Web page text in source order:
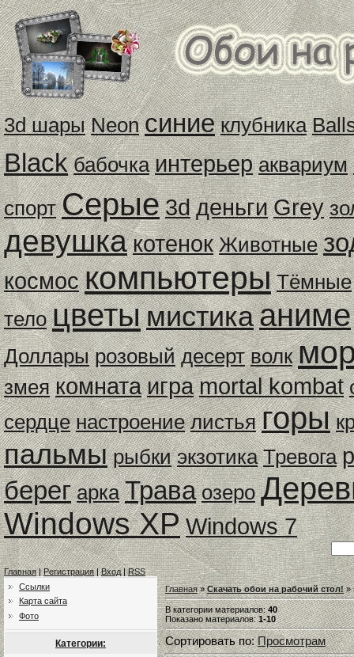
3d шары Neon синие клубника
Black бабочка интерьер аквариум
спорт Серые 3d деньги Grey
девушка котенок Животные
космос компьютеры Тёмные
тело цветымистикааниме
Доллары розовый десерт волк
змея комната игра mortal kombat
сердце настроение листья горы
пальмы рыбки экзотика Тревога
берег арка Трава озеро
Windows XP Windows 7
Главная|Регистрация|Вход|RSS
Ссылки
Карта сайта
Фото
Категории:
Главная»Скачать обои на рабочий стол!»
В категории материалов:40
Показано материалов:1-10
Сортировать по:Просмотрам